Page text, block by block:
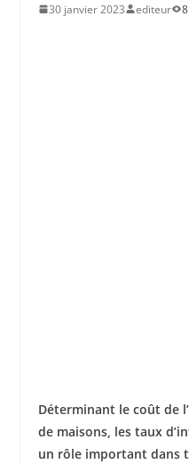
30 janvier 2023 editeur
Déterminant le coût de
de maisons, les taux
un rôle important dans